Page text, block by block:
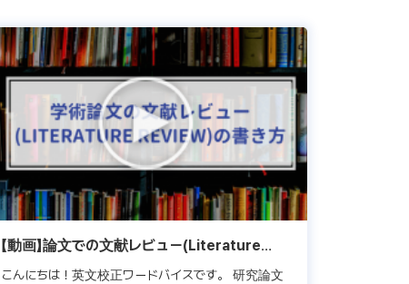
【動画】論文での文献レビュー(Literature
review)セクションの書き方
こんにちは！英文校正ワードバイスです。 研究論文